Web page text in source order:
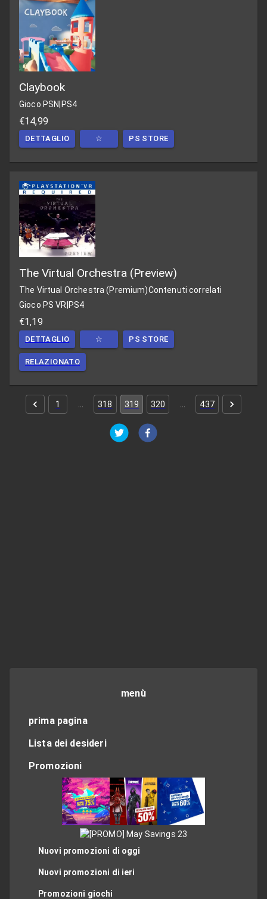
Claybook
Gioco PSN PS4
€14,99
DETTAGLIO ☆ PS STORE
The Virtual Orchestra (Preview)
The Virtual Orchestra (Premium)Contenuti correlati
Gioco PS VR PS4
€1,19
DETTAGLIO ☆ PS STORE
RELAZIONATO
1 318 319 320 437
menù
prima pagina
Lista dei desideri
Promozioni
Nuovi promozioni di oggi
Nuovi promozioni di ieri
Promozioni giochi